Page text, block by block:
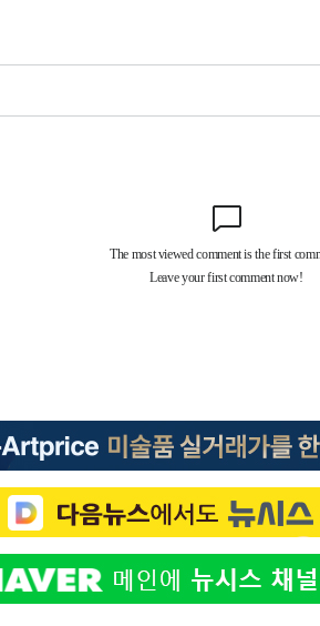
"태풍 지나며 폭염 잠시 꺾인다"
보 맹공…"공산주의가 최대 위협"
공식 '초열대야' 30도 넘어
능 3개 산불, 방화선 일부 구축
협상 기대속 뉴욕증시 혼조 마감 다
행 항로 합의" 이란 외무부 대변인